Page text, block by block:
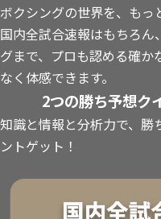
ボクシングの世界を、もっ
国内全試合速報はもちろ
グまで、プロも認める確か
なく体感できます。
2つの勝ち予想ク
知識と情報と分析力で、勝
ントゲット！